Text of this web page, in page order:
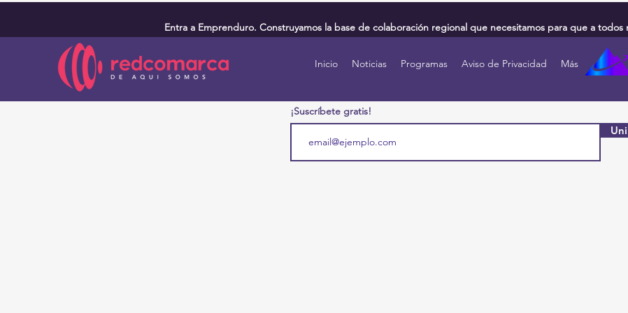
Entra a Emprenduro. Construyamos la base de colaboración regional que necesitamos para que a todos
Inicio Noticias Programas Aviso de Privacidad Más
¡Suscríbete gratis!